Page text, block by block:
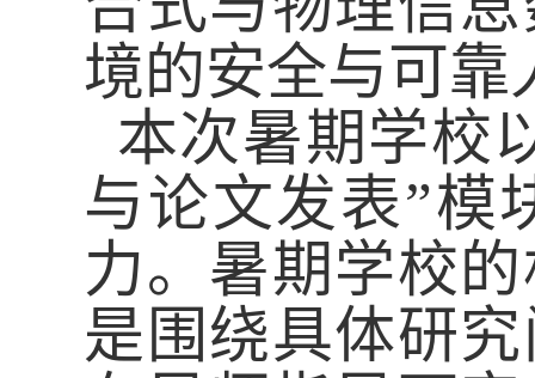
境的安全与可靠
本次暑期学校
与论文发表”模
力。 暑期学校的
是围绕具体研